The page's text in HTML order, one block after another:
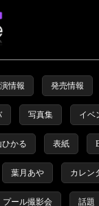
情報 発売情報
写真集 イベ
ひかる 表紙
葉月あや カレン
プール撮影会 話題